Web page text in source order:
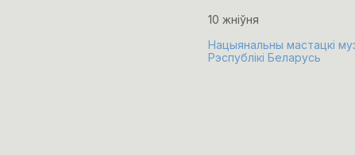
10 жніўня
Нацыянальны мастацкі
Рэспублікі Беларусь